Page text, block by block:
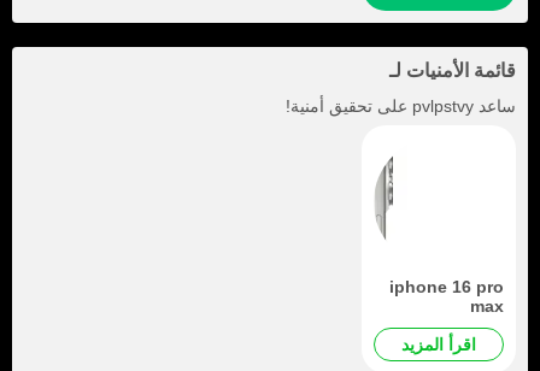
قائمة الأمنيات لـ
ساعد pvlpstvy على تحقيق أمنية!
iphone 16 pro
max
اقرأ المزيد